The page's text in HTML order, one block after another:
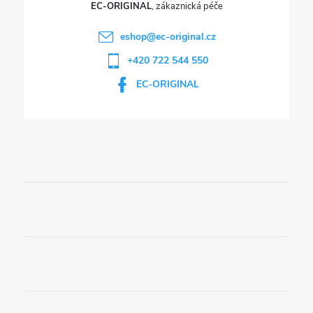
EC-ORIGINAL
eshop@ec-original.cz
+420 722 544 550
EC-ORIGINAL